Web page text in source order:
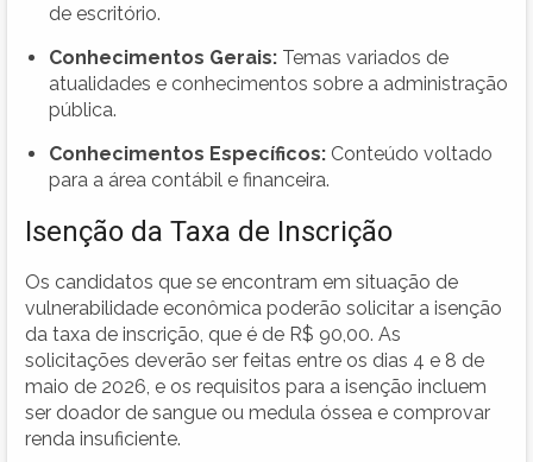
de escritório.
Conhecimentos Gerais: Temas variados de
atualidades e conhecimentos sobre a administração
pública.
Conhecimentos Específicos: Conteúdo voltado
para a área contábil e financeira.
Isenção da Taxa de Inscrição
Os candidatos que se encontram em situação de
vulnerabilidade econômica poderão solicitar a isenção
da taxa de inscrição, que é de R$ 90,00. As
solicitações deverão ser feitas entre os dias 4 e 8 de
maio de 2026, e os requisitos para a isenção incluem
ser doador de sangue ou medula óssea e comprovar
renda insuficiente.